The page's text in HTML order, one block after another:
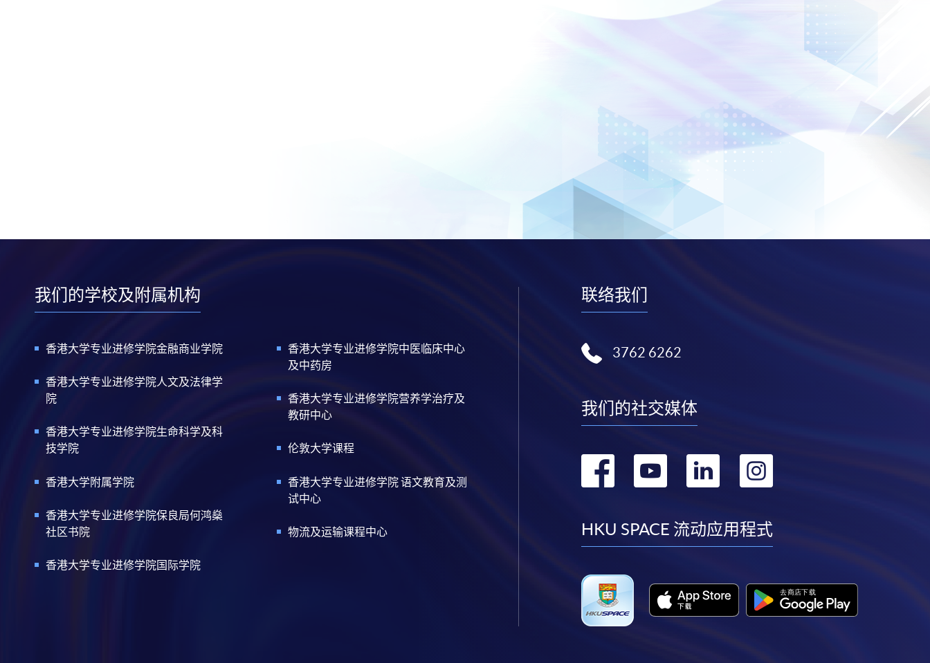
我们的学校及附属机构
香港大学专业进修学院金融商业学院
香港大学专业进修学院人文及法律学
院
香港大学专业进修学院生命科学及科
技学院
香港大学附属学院
香港大学专业进修学院保良局何鸿燊
社区书院
香港大学专业进修学院国际学院
香港大学专业进修学院中医临床中心
及中药房
香港大学专业进修学院营养学治疗及
教研中心
伦敦大学课程
香港大学专业进修学院 语文教育及测
试中心
物流及运输课程中心
联络我们
3762 6262
我们的社交媒体
转
facebook
转
youtube
转
linkedin
转
instagram
HKU SPACE 流动应用程式